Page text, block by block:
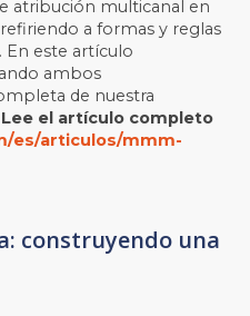
atribución multicanal en
a formas y reglas
En este artículo
ambos
de nuestra
el artículo completo
es/articulos/mmm-
construyendo una